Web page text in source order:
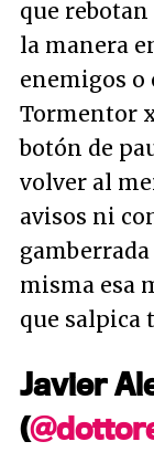
que
la manera
enemigos o
Tormentor
botón de
volver al
avisos ni
misma esa
que salpica
Javier
(